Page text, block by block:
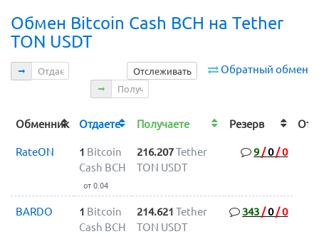
Обмен Bitcoin Cash BCH на Tether
TON USDT
Обратный обмен
Отслеживать
Отдаете
Получаете
Обменник Отдаете Получаете Резерв
RateON 1 Bitcoin
Cash BCH
от 0.04
216.207Tether
TON USDT
9/0/0
BARDO 1 Bitcoin
Cash BCH
214.621 Tether
TON USDT
343/0/0